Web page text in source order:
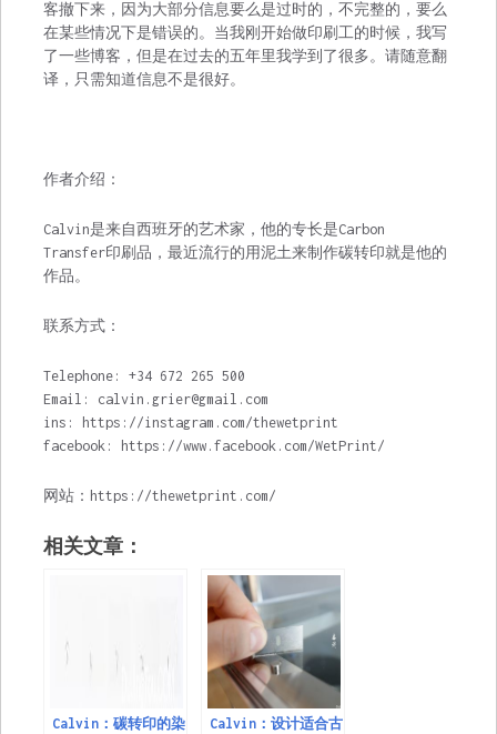
客撤下来，因为大部分信息要么是过时的，不完整的，要么
在某些情况下是错误的。当我刚开始做印刷工的时候，我写
了一些博客，但是在过去的五年里我学到了很多。请随意翻
译，只需知道信息不是很好。
作者介绍：
Calvin是来自西班牙的艺术家，他的专长是Carbon
Transfer印刷品，最近流行的用泥土来制作碳转印就是他的
作品。
联系方式：
Telephone: +34 672 265 500
Email: calvin.grier@gmail.com
ins: https://instagram.com/thewetprint
facebook: https://www.facebook.com/WetPrint/
网站：https://thewetprint.com/
相关文章：
Calvin：碳转印的染
Calvin：设计适合古